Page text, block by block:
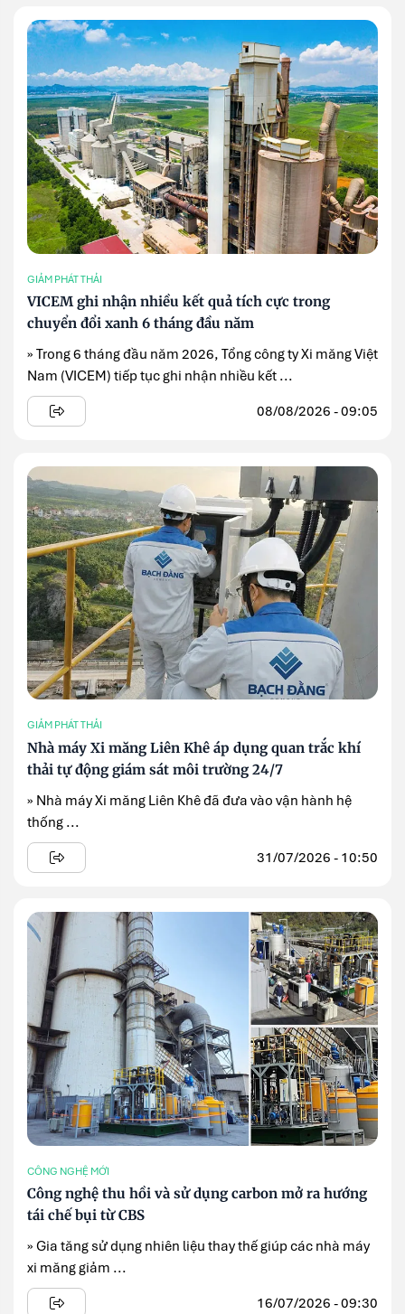
GIẢM PHÁT THẢI
VICEM ghi nhận nhiều kết quả tích cực trong
chuyển đổi xanh 6 tháng đầu năm
» Trong 6 tháng đầu năm 2026, Tổng công ty Xi măng Việt
Nam (VICEM) tiếp tục ghi nhận nhiều kết ...
08/08/2026 - 09:05
GIẢM PHÁT THẢI
Nhà máy Xi măng Liên Khê áp dụng quan trắc khí
thải tự động giám sát môi trường 24/7
» Nhà máy Xi măng Liên Khê đã đưa vào vận hành hệ
thống ...
31/07/2026 - 10:50
CÔNG NGHỆ MỚI
Công nghệ thu hồi và sử dụng carbon mở ra hướng
tái chế bụi từ CBS
» Gia tăng sử dụng nhiên liệu thay thế giúp các nhà máy
xi măng giảm ...
16/07/2026 - 09:30